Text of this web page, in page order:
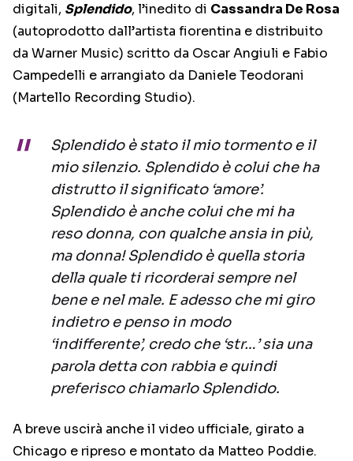
digitali, Splendido, l’inedito di Cassandra De Rosa
(autoprodotto dall’artista fiorentina e distribuito
da Warner Music) scritto da Oscar Angiuli e Fabio
Campedelli e arrangiato da Daniele Teodorani
(Martello Recording Studio).
Splendido è stato il mio tormento e il
mio silenzio. Splendido è colui che ha
distrutto il significato ‘amore’.
Splendido è anche colui che mi ha
reso donna, con qualche ansia in più,
ma donna! Splendido è quella storia
della quale ti ricorderai sempre nel
bene e nel male. E adesso che mi giro
indietro e penso in modo
‘indifferente’, credo che ‘str…’ sia una
parola detta con rabbia e quindi
preferisco chiamarlo Splendido.
A breve uscirà anche il video ufficiale, girato a
Chicago e ripreso e montato da Matteo Poddie.